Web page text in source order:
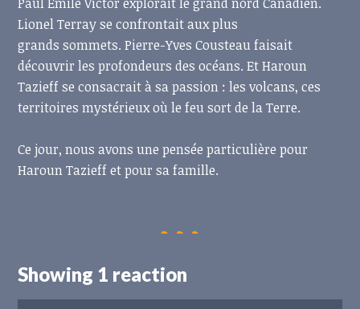
Lionel Terray se confrontait aux plus
grands sommets. Pierre-Yves Cousteau faisait
découvrir les profondeurs des océans. Et Haroun
Tazieff se consacrait à sa passion : les volcans, ces
territoires mystérieux où le feu sort de la Terre.
Ce jour, nous avons une pensée particulière pour
Haroun Tazieff et pour sa famille.
Showing 1 reaction